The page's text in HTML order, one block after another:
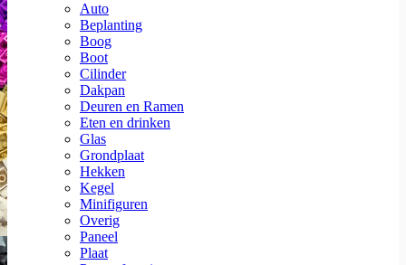
Auto
Beplanting
Boog
Boot
Cilinder
Dakpan
Deuren en Ramen
Eten en drinken
Glas
Grondplaat
Hekken
Kegel
Minifiguren
Overig
Paneel
Plaat